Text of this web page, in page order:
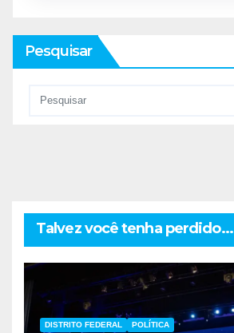
Pesquisar
Talvez você tenha perdido...
DISTRITO FEDERAL POLÍTICA